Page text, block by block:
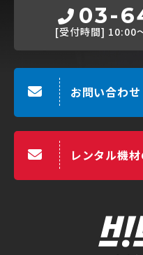
03-
[受付時間] 10:00
お問い合わせ
レンタル機